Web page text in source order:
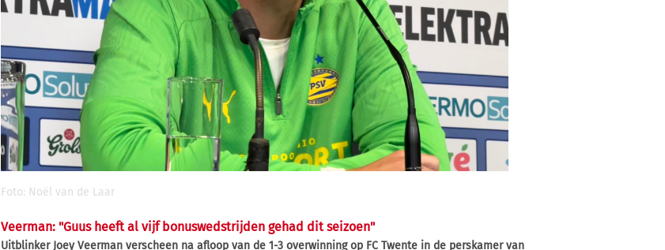
Foto: Noël van de Laar
Veerman: "Guus heeft al vijf bonuswedstrijden gehad dit seizoen"
Uitblinker Joey Veerman verscheen na afloop van de 1-3 overwinning op FC Twente in de perskamer van